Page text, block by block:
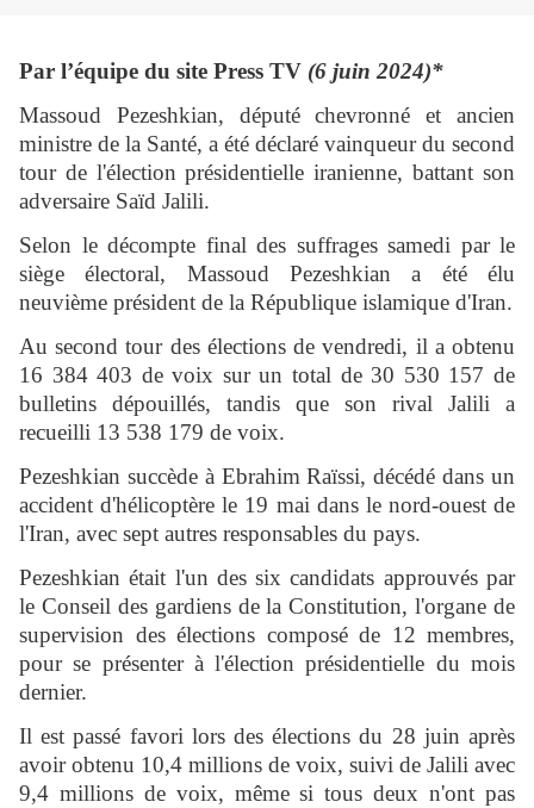
Par l’équipe du site Press TV (6 juin 2024)*
Massoud Pezeshkian, député chevronné et ancien
ministre de la Santé, a été déclaré vainqueur du second
tour de l'élection présidentielle iranienne, battant son
adversaire Saïd Jalili.
Selon le décompte final des suffrages samedi par le
siège électoral, Massoud Pezeshkian a été élu
neuvième président de la République islamique d'Iran.
Au second tour des élections de vendredi, il a obtenu
16 384 403 de voix sur un total de 30 530 157 de
bulletins dépouillés, tandis que son rival Jalili a
recueilli 13 538 179 de voix.
Pezeshkian succède à Ebrahim Raïssi, décédé dans un
accident d'hélicoptère le 19 mai dans le nord-ouest de
l'Iran, avec sept autres responsables du pays.
Pezeshkian était l'un des six candidats approuvés par
le Conseil des gardiens de la Constitution, l'organe de
supervision des élections composé de 12 membres,
pour se présenter à l'élection présidentielle du mois
dernier.
Il est passé favori lors des élections du 28 juin après
avoir obtenu 10,4 millions de voix, suivi de Jalili avec
9,4 millions de voix, même si tous deux n'ont pas